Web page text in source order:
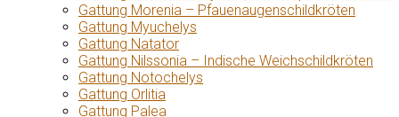
Gattung Morenia – Pfauenaugenschildkröten
Gattung Myuchelys
Gattung Natator
Gattung Nilssonia – Indische Weichschildkröten
Gattung Notochelys
Gattung Orlitia
Gattung Palea